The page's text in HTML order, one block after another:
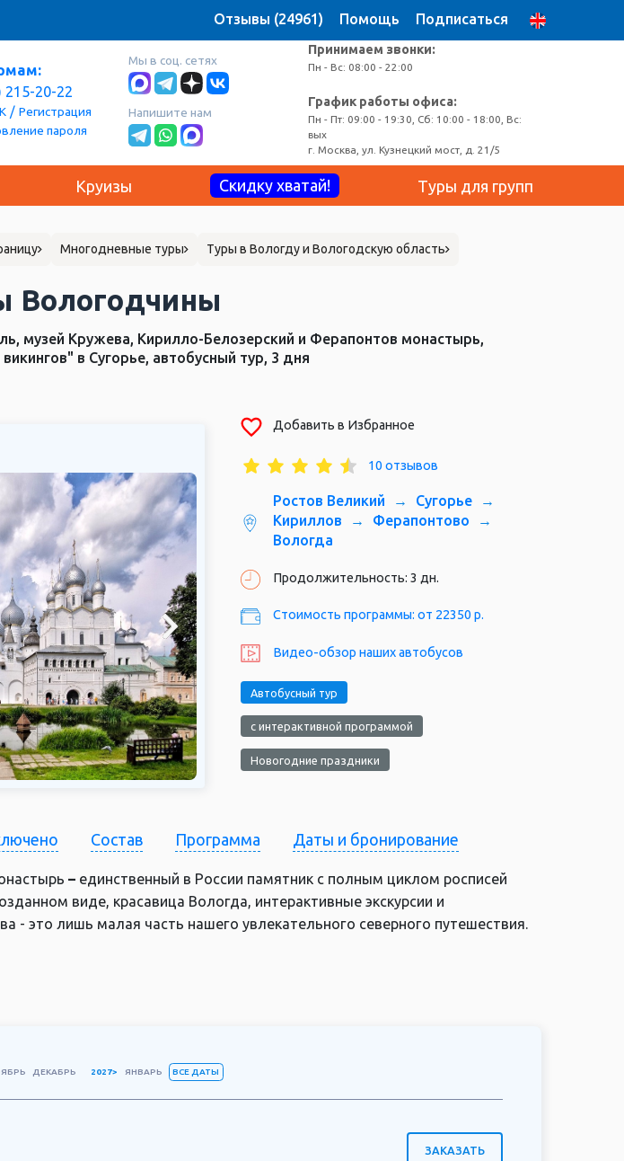
Отзывы (24961) Помощь Подписаться
215-20-22
/ Регистрация
пароля
Мы в соц. сетях
Напишите нам
Принимаем звонки:
Пн - Вс: 08:00 - 22:00
График работы офиса:
Пн - Пт: 09:00 - 19:30, Сб: 10:00 - 18:00, Вс:
вых
г. Москва, ул. Кузнецкий мост, д. 21/5
Круизы Скидку хватай! Туры для групп
Многодневные туры Туры в Вологду и Вологодскую область
Вологодчины
музей Кружева, Кирилло-Белозерский и Ферапонтов монастырь,
в Сугорье, автобусный тур, 3 дня
Ростовский Кремль
Добавить в Избранное
10 отзывов
Ростов Великий
Сугорье
Кириллов
Ферапонтово
Вологда
Продолжительность: 3 дн.
Стоимость программы: от 22350 р.
Видео-обзор наших автобусов
Автобусный тур
с интерактивной программой
Новогодние праздники
Состав Программа Даты и бронирование
– единственный в России памятник с полным циклом росписей
виде, красавица Вологда, интерактивные экскурсии и
- это лишь малая часть нашего увлекательного северного путешествия.
ДЕКАБРЬ 2027> ЯНВАРЬ ВСЕ ДАТЫ
ЗАКАЗАТЬ